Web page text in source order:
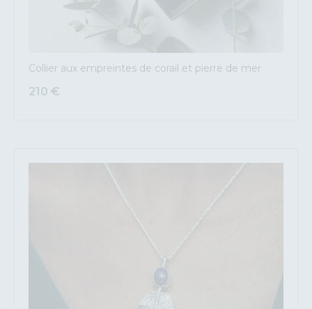
Collier aux empreintes de corail et pierre de mer
210 €